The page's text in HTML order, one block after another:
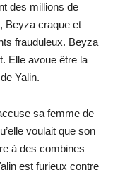
des millions de
Beyza craque et
frauduleux. Beyza
Elle avoue être la
Yalin.
sa femme de
voulait que son
à des combines
est furieux contre